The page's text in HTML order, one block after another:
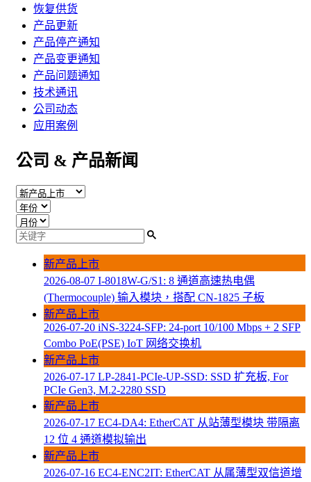
恢复供货
产品更新
产品停产通知
产品变更通知
产品问题通知
技术通讯
公司动态
应用案例
公司 & 产品新闻
新产品上市
2026-08-07 I-8018W-G/S1: 8 通道高速热电偶
(Thermocouple) 输入模块，搭配 CN-1825 子板
新产品上市
2026-07-20 iNS-3224-SFP: 24-port 10/100 Mbps + 2 SFP
Combo PoE(PSE) IoT 网络交换机
新产品上市
2026-07-17 LP-2841-PCIe-UP-SSD: SSD 扩充板, For
PCIe Gen3, M.2-2280 SSD
新产品上市
2026-07-17 EC4-DA4: EtherCAT 从站薄型模块 带隔离
12 位 4 通道模拟输出
新产品上市
2026-07-16 EC4-ENC2IT: EtherCAT 从属薄型双信道增